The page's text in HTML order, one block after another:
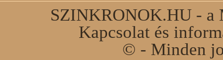
SZINKRONOK.HU - a
Kapcsolat és
© - Minden